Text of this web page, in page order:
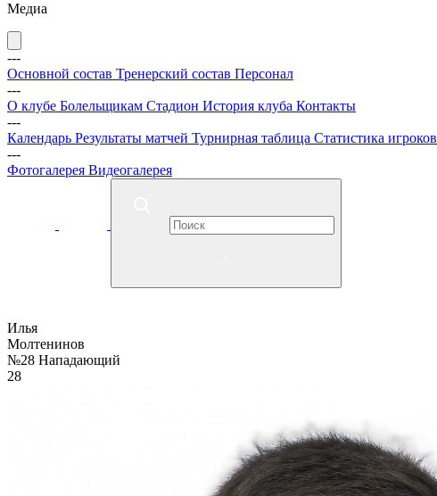
Медиа
---
Основной состав Тренерский состав Персонал
---
О клубе Болельщикам Стадион История клуба Контакты
---
Календарь Результаты матчей Турнирная таблица Статистика игроков
---
Фотогалерея Видеогалерея
Илья
Молтенинов
№28 Нападающий
28